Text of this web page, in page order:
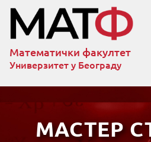
Математички факултет
Универзитет у Београду
МАСТЕР